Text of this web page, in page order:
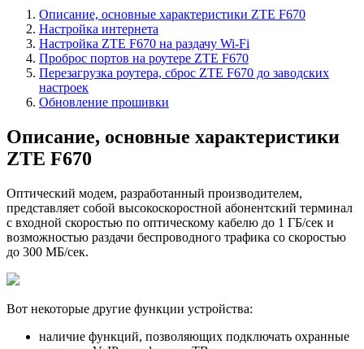
Описание, основные характеристики ZTE F670
Настройка интернета
Настройка ZTE F670 на раздачу Wi-Fi
Проброс портов на роутере ZTE F670
Перезагрузка роутера, сброс ZTE F670 до заводских
настроек
Обновление прошивки
Описание, основные характеристики
ZTE F670
Оптический модем, разработанный производителем,
представляет собой высокоскоростной абонентский терминал
с входной скоростью по оптическому кабелю до 1 ГБ/сек и
возможностью раздачи беспроводного трафика со скоростью
до 300 МБ/сек.
Вот некоторые другие функции устройства:
наличие функций, позволяющих подключать охранные